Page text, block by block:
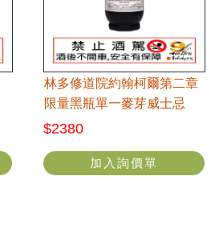
林多修道院約翰柯爾第二章
限量黑瓶單一麥芽威士忌
$2380
加入詢價單